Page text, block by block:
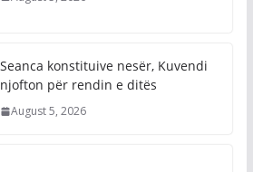
Seanca konstituive nesër, Kuvendi
njofton për rendin e ditës
August 5, 2026